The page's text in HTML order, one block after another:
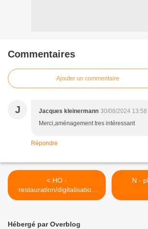
Commentaires
Ajouter un commentaire
J Jacques kleinermann 30/08/2024 13:58
Merci,aménagement tres intéressant
Répondre
< HO -
restauration/digitalisation
sonore 141 P Jouef
Hébergé par Overblog